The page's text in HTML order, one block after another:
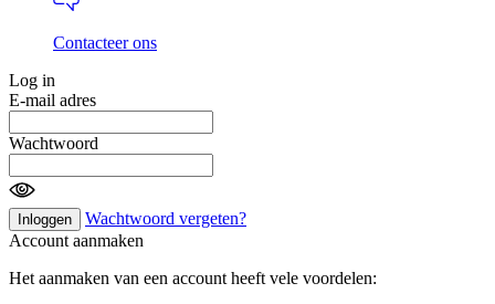
Contacteer ons
Log in
E-mail adres
Wachtwoord
Inloggen
Wachtwoord vergeten?
Account aanmaken
Het aanmaken van een account heeft vele voordelen: